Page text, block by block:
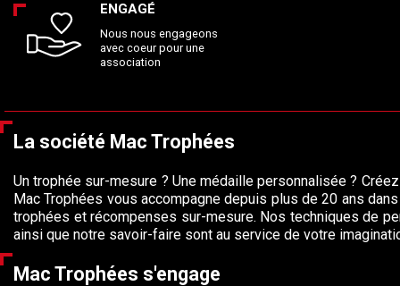
ENGAGÉ
Nous nous engageons
avec coeur pour une
association
La société Mac Trophées
Un trophée sur-mesure ? Une médaille personnalisée ?
Mac Trophées vous accompagne depuis plus de 20 ans
trophées et récompenses sur-mesure. Nos techniques de
ainsi que notre savoir-faire sont au service de votre
Mac Trophées s'engage